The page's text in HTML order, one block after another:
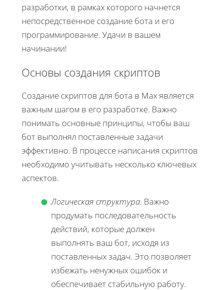
разработки, в рамках которого начнется
непосредственное создание бота и его
программирование. Удачи в вашем
начинании!
Основы создания скриптов
Создание скриптов для бота в Max является
важным шагом в его разработке. Важно
понимать основные принципы, чтобы ваш
бот выполнял поставленные задачи
эффективно. В процессе написания скриптов
необходимо учитывать несколько ключевых
аспектов.
Логическая структура. Важно
продумать последовательность
действий, которые должен
выполнять ваш бот, исходя из
поставленных задач. Это позволяет
избежать ненужных ошибок и
обеспечивает стабильную работу.